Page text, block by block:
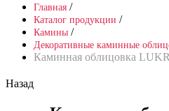
Главная /
Каталог продукции /
Камины /
Декоративные каминные
Каминная облицовка
Назад